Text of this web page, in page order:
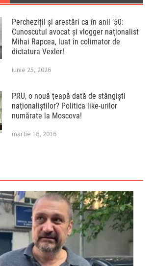
Percheziții și arestări ca în anii ’50:
Cunoscutul avocat și vlogger naționalist
Mihai Rapcea, luat în colimator de
dictatura Vexler!
iunie 25, 2026
PRU, o nouă ţeapă dată de stângişti
naţionaliştilor? Politica like-urilor
numărate la Moscova!
martie 16, 2016